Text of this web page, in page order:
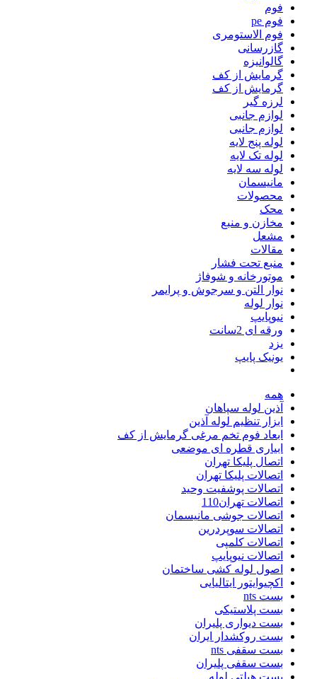
فوم
فوم pe
فوم الاستومری
گازرسانی
گالوانیزه
گرمایش از کف
گرمایش از کف
لرزه گیر
لوازم جانبی
لوازم جانبی
لوله پنج لایه
لوله تک لایه
لوله سه لایه
مانیسمان
محصولات
محک
مخازن و منبع
مشعل
مقالات
منبع تحت فشار
موتورخانه و شوفاژ
نوار التن و سرجوش و پرایمر
نوار لوله
نیوپایپ
ورقه ای 2سانت
یزد
یونیک پایپ
همه
آذین لوله سپاهان
ابزار تنظیم لوله آذین
ابعاد فوم تخم مرغی گرمایش از کف
ابیاری قطره ای موضعی
اتصال پلیکا تهران
اتصالات پلیکا تهران
اتصالات پوشفیت وحید
اتصالات تهران110
اتصالات جوشی مانیسمان
اتصالات سوپردرین
اتصالات کلمپی
اتصالات نیوپایپ
اصول لوله کشی ساختمان
اکچیوایتور ایتالیایی
بست nts
بست پلاستیکی
بست دیواری پلیران
بست روکشدار ایران
بست سقفی nts
بست سقفی پلیران
بست هیلتی لوله